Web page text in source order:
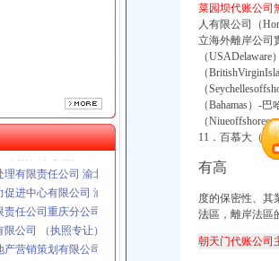
公司 （执照专让）
限公司 渝中3万 （工商注册）
公司 渝九 （食品许可证）
有限公司 渝江25万 （工商注册）
促进中心有限公司 渝大10万 （工商注册）
任公司重庆分公司 渝江 （工商注册）
公司 （执照专让）
营销策划有限公司
有限公司 渝中50万 （工商注册）
菜园坝代账公司
人有限公司（
立海外離岸公司
（
（
（
（Bahamas）-
（
11．百慕大（百
有高
度的保密性、其
法區，離岸法區
朝天门代账公司